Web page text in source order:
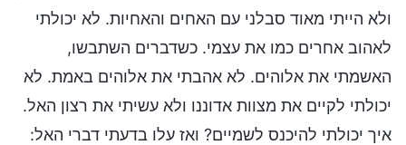
ולא הייתי מאוד סבלני עם האחים והאחיות. לא יכולתי
לאהוב אחרים כמו את עצמי. כשדברים השתבשו,
האשמתי את אלוהים. לא אהבתי את אלוהים באמת. לא
יכולתי לקיים את מצוות אדוננו ולא עשיתי את רצון האל.
איך יכולתי להיכנס לשמיים? ואז עלו בדעתי דברי האל: